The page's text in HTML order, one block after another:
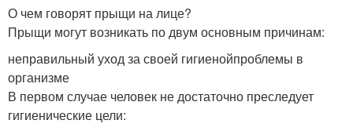
О чем говорят прыщи на лице?
Прыщи могут возникать по двум основным причинам:
неправильный уход за своей гигиенойпроблемы в
организме
В первом случае человек не достаточно преследует
гигиенические цели: